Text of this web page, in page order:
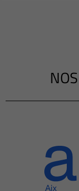
NOS